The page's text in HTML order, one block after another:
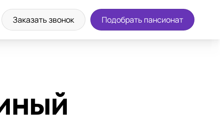
Заказать звонок Подобрать пансионат
экскурсию 8 (800) 302-36-83